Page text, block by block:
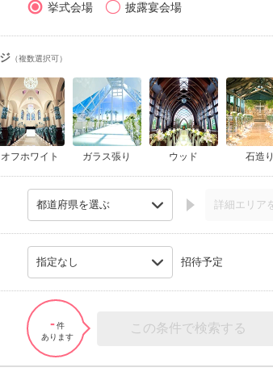
挙式会場 披露宴会場
（複数選択可）
オフホワイト ガラス張り ウッド 石造り
招待予定
- 件
あります
この条件で検索する